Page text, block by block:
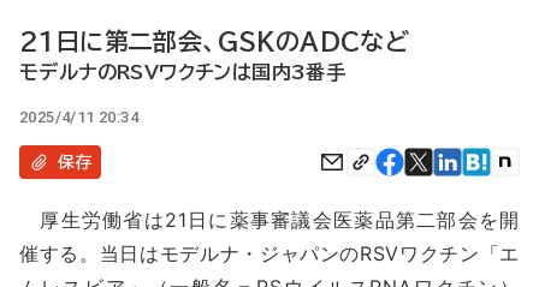
テ
ツ
に
動
21日に第二部会、GSKのADCなど
モデルナのRSVワクチンは国内3番手
2025/4/11 20:34
保存
厚生労働省は21日に薬事審議会医薬品第二部会を開
催する。当日はモデルナ・ジャパンのRSVワクチン「エ